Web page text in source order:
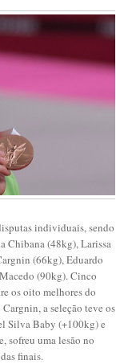
individuais, sendo
Chibana (48kg), Larissa
(66kg), Eduardo
(90kg). Cinco
os oito melhores do
a seleção teve os
Silva Baby (+100kg) e
sofreu uma lesão no
finais.